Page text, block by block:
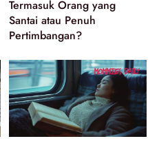
Termasuk Orang yang
Santai atau Penuh
Pertimbangan?